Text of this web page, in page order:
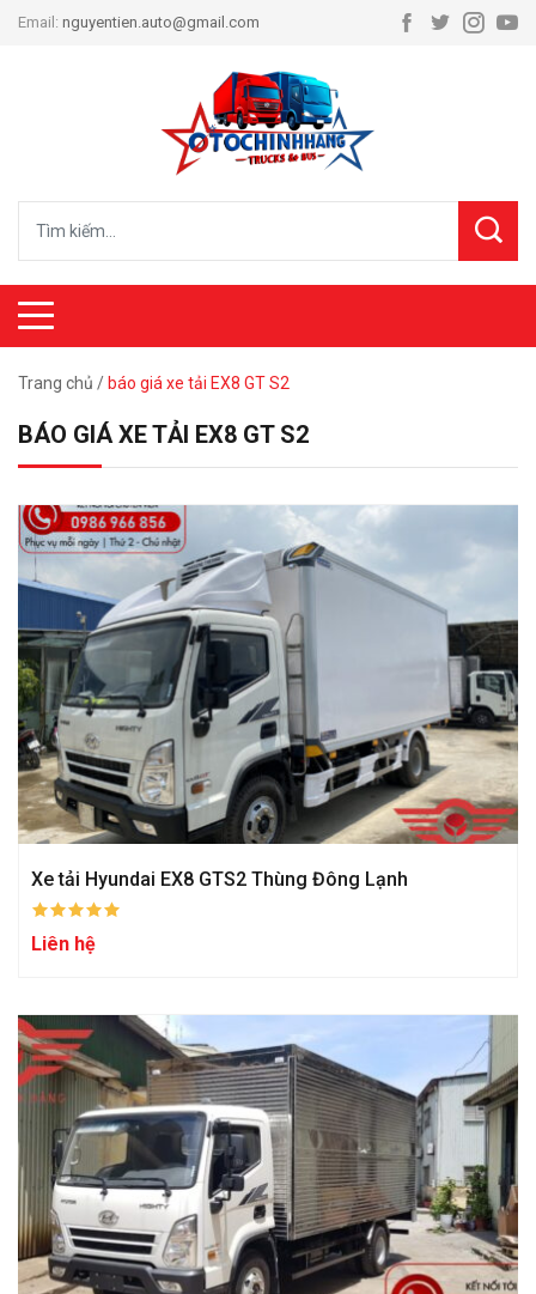
Email: nguyentien.auto@gmail.com
Trang chủ / báo giá xe tải EX8 GT S2
BÁO GIÁ XE TẢI EX8 GT S2
Xe tải Hyundai EX8 GTS2 Thùng Đông Lạnh
Liên hệ